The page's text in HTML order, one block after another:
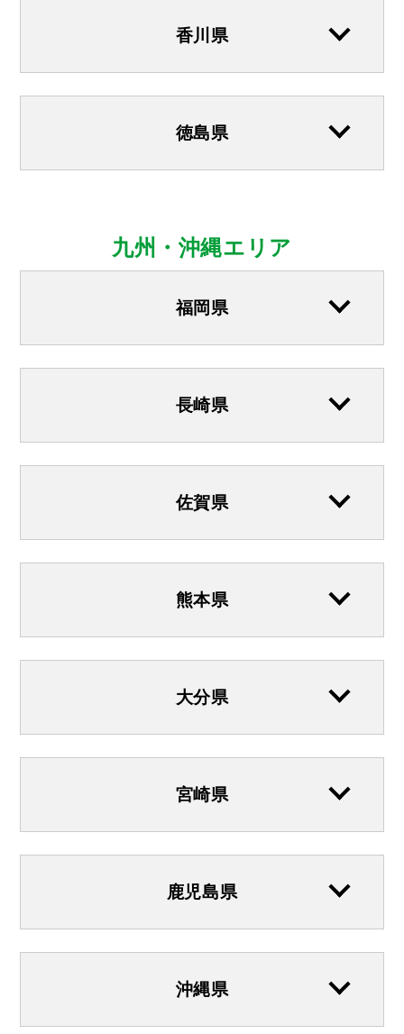
香川県
徳島県
九州・沖縄エリア
福岡県
長崎県
佐賀県
熊本県
大分県
宮崎県
鹿児島県
沖縄県